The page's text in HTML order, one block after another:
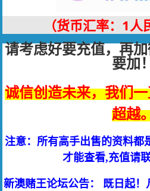
（货币汇率：1人
请考虑好要充值，再
要加！
诚信创造未来，我们
超越
注意：所有高手出售的资料都
才能查看,充值请
新澳赌王论坛公告： 既日起